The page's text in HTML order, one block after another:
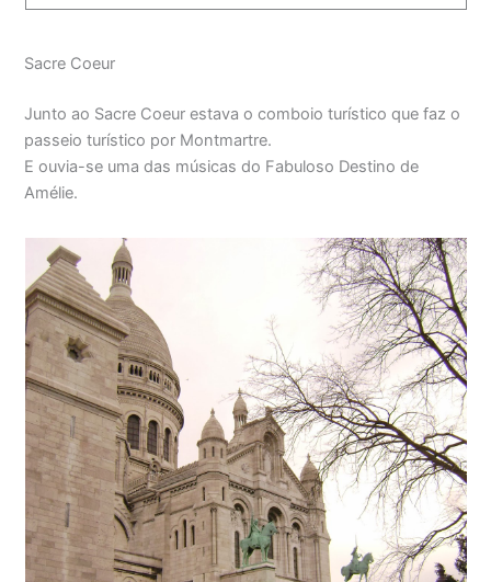
Sacre Coeur
Junto ao Sacre Coeur estava o comboio turístico que faz o
passeio turístico por Montmartre.
E ouvia-se uma das músicas do Fabuloso Destino de
Amélie.